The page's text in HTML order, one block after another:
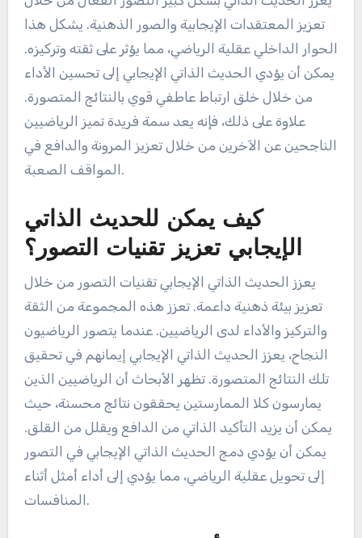
تعزيز المعتقدات الإيجابية والصور الذهنية. يشكل هذا
الحوار الداخلي عقلية الرياضي، مما يؤثر على ثقته وتركيزه.
يمكن أن يؤدي الحديث الذاتي الإيجابي إلى تحسين الأداء
من خلال خلق ارتباط عاطفي قوي بالنتائج المتصورة.
علاوة على ذلك، فإنه يعد سمة فريدة تميز الرياضيين
الناجحين عن الآخرين من خلال تعزيز المرونة والدافع في
المواقف الصعبة.
كيف يمكن للحديث الذاتي
الإيجابي تعزيز تقنيات التصور؟
يعزز الحديث الذاتي الإيجابي تقنيات التصور من خلال
تعزيز بيئة ذهنية داعمة. تعزز هذه المجموعة من الثقة
والتركيز والأداء لدى الرياضيين. عندما يتصور الرياضيون
النجاح، يعزز الحديث الذاتي الإيجابي إيمانهم في تحقيق
تلك النتائج المتصورة. تظهر الأبحاث أن الرياضيين الذين
يمارسون كلا الممارستين يحققون نتائج محسنة، حيث
يمكن أن يزيد التأكيد الذاتي من الدافع ويقلل من القلق.
يمكن أن يؤدي دمج الحديث الذاتي الإيجابي في التصور
إلى تحويل عقلية الرياضي، مما يؤدي إلى أداء أمثل أثناء
المنافسات.